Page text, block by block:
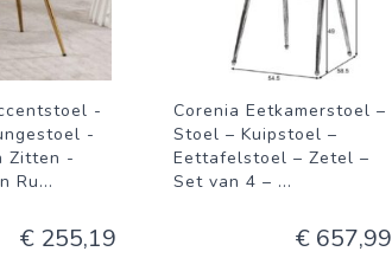
-
-
Zitten -
Ru...
€ 255,19
Corenia Eetkamerstoel –
Stoel – Kuipstoel –
Eettafelstoel – Zetel –
Set van 4 – ...
€ 657,99